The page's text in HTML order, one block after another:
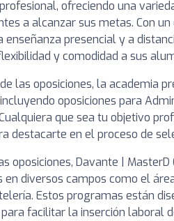
ofreciendo una
a alcanzar sus metas. Con
enseñanza presencial y a
y comodidad a sus
las oposiciones, la academia
oposiciones para
que sea tu objetivo
destacarte en el proceso de
oposiciones, Davante |
en diversos campos como el
Estos programas están
facilitar la inserción laboral